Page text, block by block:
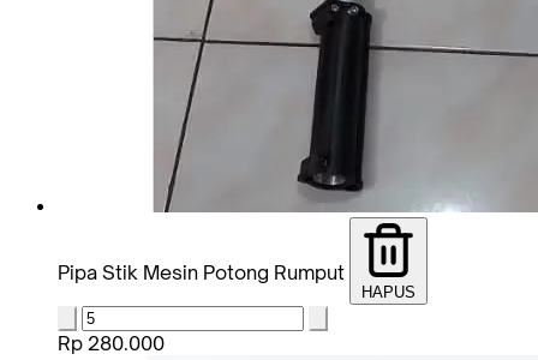
Pipa Stik Mesin Potong Rumput
HAPUS
Rp 280.000